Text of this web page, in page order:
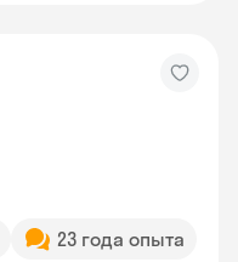
23 года опыта